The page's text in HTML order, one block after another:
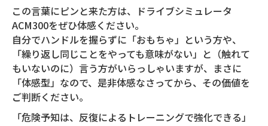
この言葉にピンと来た方は、ドライブシミュレータ
ACM300をぜひ体感ください。
自分でハンドルを握らずに「おもちゃ」という方や、
「繰り返し同じことをやっても意味がない」と（触れて
もいないのに）言う方がいらっしゃいますが、まさに
「体感型」なので、是非体感なさってから、その価値を
ご判断ください。
「危険予知は、反復によるトレーニングで強化できる」